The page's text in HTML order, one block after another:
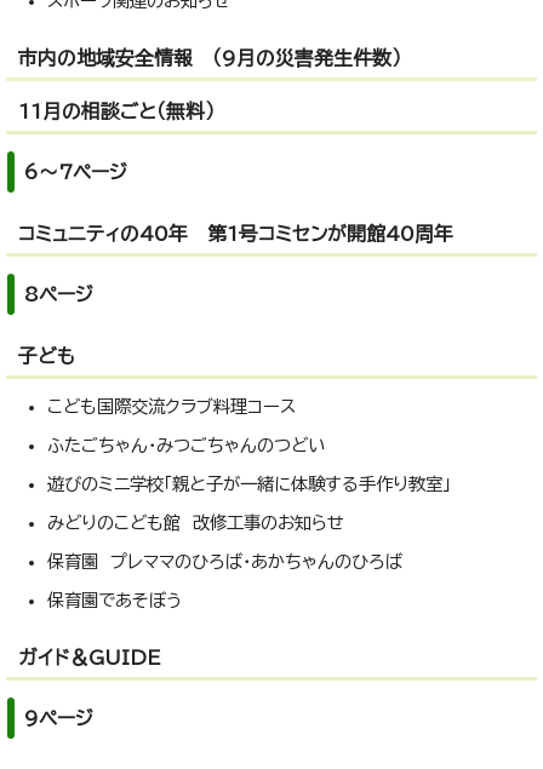
市内の地域安全情報 （9月の災害発生件数）
11月の相談ごと（無料）
6～7ページ
コミュニティの40年 第1号コミセンが開館40周年
8ページ
子ども
こども国際交流クラブ料理コース
ふたごちゃん・みつごちゃんのつどい
遊びのミニ学校「親と子が一緒に体験する手作り教室」
みどりのこども館 改修工事のお知らせ
保育園 プレママのひろば・あかちゃんのひろば
保育園であそぼう
ガイド＆GUIDE
9ページ